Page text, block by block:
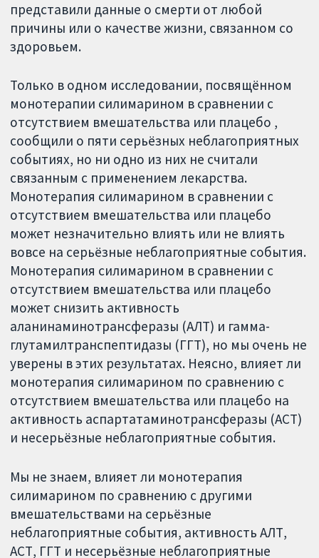
представили данные о смерти от любой
причины или о качестве жизни, связанном со
здоровьем.
Только в одном исследовании, посвящённом
монотерапии силимарином в сравнении с
отсутствием вмешательства или плацебо ,
сообщили о пяти серьёзных неблагоприятных
событиях, но ни одно из них не считали
связанным с применением лекарства.
Монотерапия силимарином в сравнении с
отсутствием вмешательства или плацебо
может незначительно влиять или не влиять
вовсе на серьёзные неблагоприятные события.
Монотерапия силимарином в сравнении с
отсутствием вмешательства или плацебо
может снизить активность
аланинаминотрансферазы (АЛТ) и гамма-
глутамилтранспептидазы (ГГТ), но мы очень не
уверены в этих результатах. Неясно, влияет ли
монотерапия силимарином по сравнению с
отсутствием вмешательства или плацебо на
активность аспартатаминотрансферазы (АСТ)
и несерьёзные неблагоприятные события.
Мы не знаем, влияет ли монотерапия
силимарином по сравнению с другими
вмешательствами на серьёзные
неблагоприятные события, активность АЛТ,
АСТ, ГГТ и несерьёзные неблагоприятные